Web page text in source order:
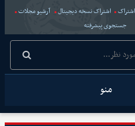
اشتراک اشتراک نسخه دیجیتال
آرشیو مجلات
جستجوی پیشرفته
منو